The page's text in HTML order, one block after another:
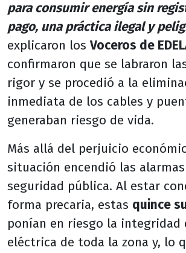
para consumir energía sin
pago, una práctica ilegal y
explicaron losVoceros de
confirmaron que se labraron
rigor y se procedió a la
inmediata de los cables y
generaban riesgo de vida.
Más allá del perjuicio
situación encendió las
seguridad pública. Al estar
forma precaria, estas quince
ponían en riesgo la integridad
eléctrica de toda la zona y, lo